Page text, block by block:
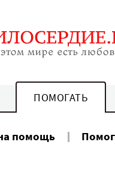
ПОМОГАТЬ
помощь